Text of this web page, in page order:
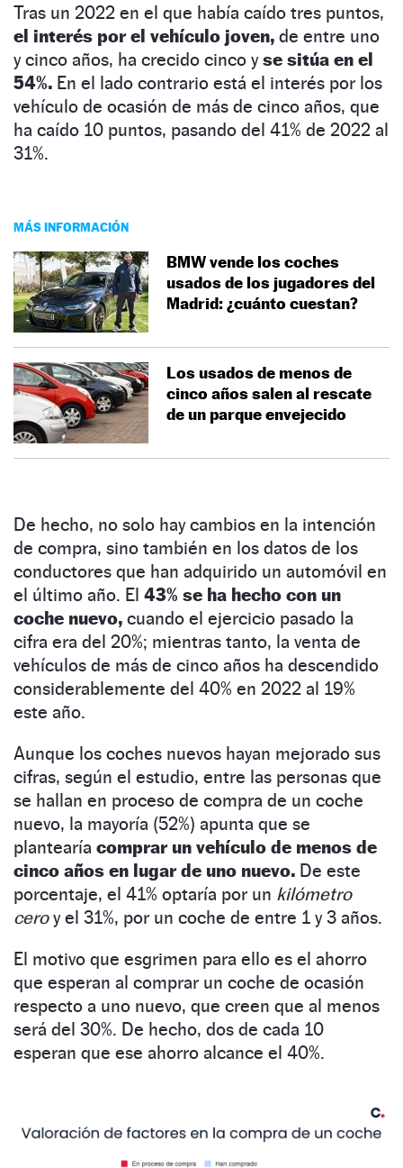
Tras un 2022 en el que había caído tres puntos,
el interés por el vehículo joven, de entre uno
y cinco años, ha crecido cinco yse sitúa en el
54%. En el lado contrario está el interés por los
vehículo de ocasión de más de cinco años, que
ha caído 10 puntos, pasando del 41% de 2022 al
31%.
MÁS INFORMACIÓN
BMW vende los coches
usados de los jugadores del
Madrid: ¿cuánto cuestan?
Los usados de menos de
cinco años salen al rescate
de un parque envejecido
De hecho, no solo hay cambios en la intención
de compra, sino también en los datos de los
conductores que han adquirido un automóvil en
el último año. El 43% se ha hecho con un
coche nuevo, cuando el ejercicio pasado la
cifra era del 20%; mientras tanto, la venta de
vehículos de más de cinco años ha descendido
considerablemente del 40% en 2022 al 19%
este año.
Aunque los coches nuevos hayan mejorado sus
cifras, según el estudio, entre las personas que
se hallan en proceso de compra de un coche
nuevo, la mayoría (52%) apunta que se
plantearía comprar un vehículo de menos de
cinco años en lugar de uno nuevo. De este
porcentaje, el 41% optaría por un kilómetro
ceroy el 31%, por un coche de entre 1 y 3 años.
El motivo que esgrimen para ello es el ahorro
que esperan al comprar un coche de ocasión
respecto a uno nuevo, que creen que al menos
será del 30%. De hecho, dos de cada 10
esperan que ese ahorro alcance el 40%.